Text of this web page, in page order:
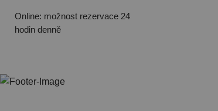
Online: možnost rezervace 24
hodin denně